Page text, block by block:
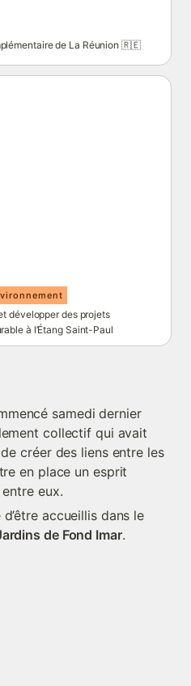
de La Réunion 🇷🇪
développer des projets
à l’Étang Saint-Paul
samedi dernier
collectif qui avait
créer des liens entre les
en place un esprit
eux.
accueillis dans le
de Fond Imar.